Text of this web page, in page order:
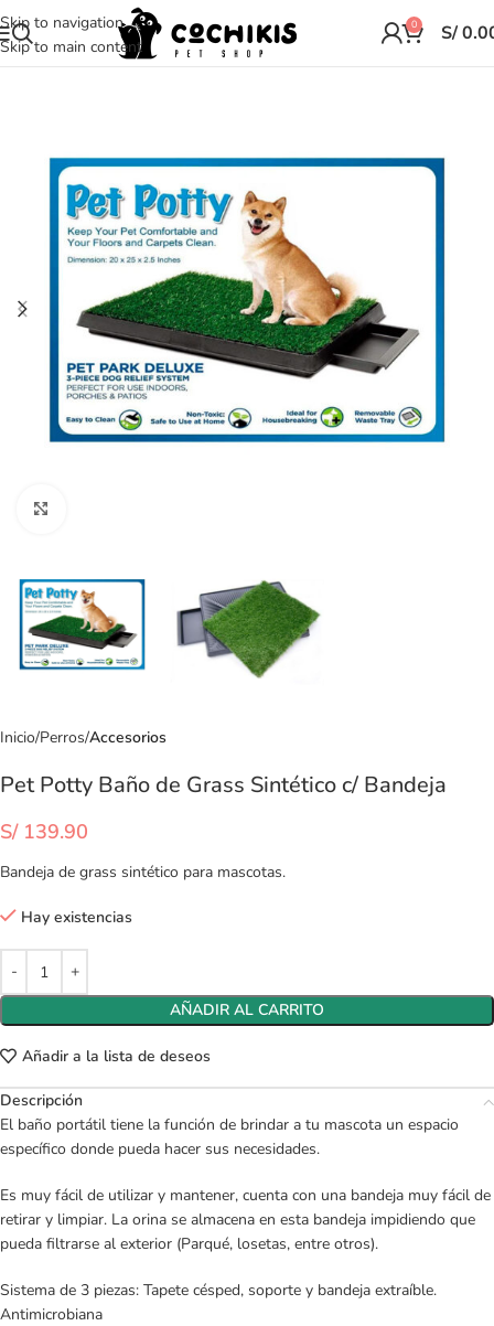
Skip to navigation
Skip to main content
0 S/
Inicio Perros Accesorios
Pet Potty Baño de Grass Sintético c/ Bandeja
S/139.90
Bandeja de grass sintético para mascotas.
Hay existencias
AÑADIR AL CARRITO
Añadir a la lista de deseos
Descripción
El baño portátil tiene la función de brindar a tu mascota un espacio
específico donde pueda hacer sus necesidades.
Es muy fácil de utilizar y mantener, cuenta con una bandeja muy fácil de
retirar y limpiar. La orina se almacena en esta bandeja impidiendo que
pueda filtrarse al exterior (Parqué, losetas, entre otros).
Sistema de 3 piezas: Tapete césped, soporte y bandeja extraíble.
Antimicrobiana